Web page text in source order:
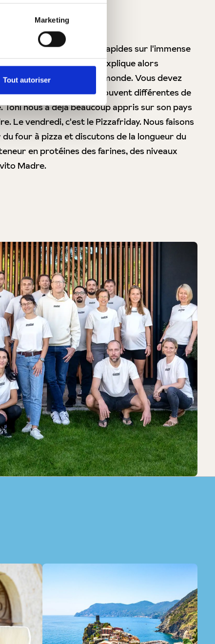
Marketing
Tout autoriser
souvent des pâtes rapides sur l'immense
collègue napolitain Toni explique alors
est le nombril du monde. Vous devez
de Naples sont souvent différentes de
Toni nous a déjà beaucoup appris sur son pays
Le vendredi, c'est le Pizzafriday. Nous faisons
four à pizza et discutons de la longueur du
en protéines des farines, des niveaux
Madre.